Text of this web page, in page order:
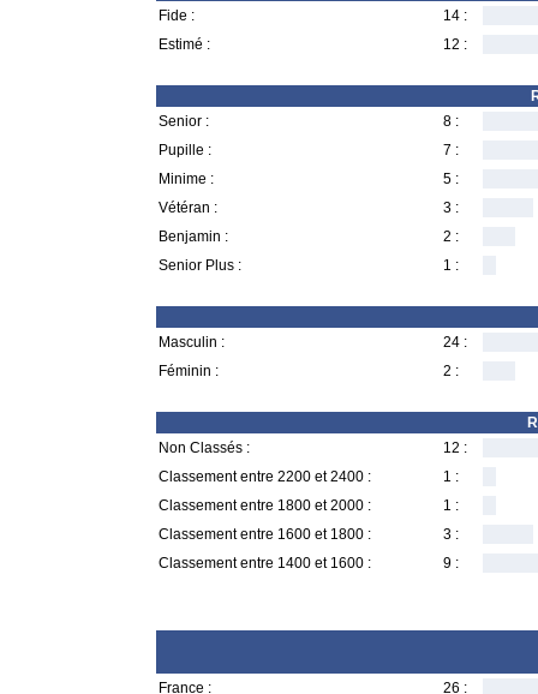
Fide :
14 :
Estimé :
12 :
Senior :
8 :
Pupille :
7 :
Minime :
5 :
Vétéran :
3 :
Benjamin :
2 :
Senior Plus :
1 :
Masculin :
24 :
Féminin :
2 :
Non Classés :
12 :
Classement entre 2200 et 2400 :
1 :
Classement entre 1800 et 2000 :
1 :
Classement entre 1600 et 1800 :
3 :
Classement entre 1400 et 1600 :
9 :
France : 26 :